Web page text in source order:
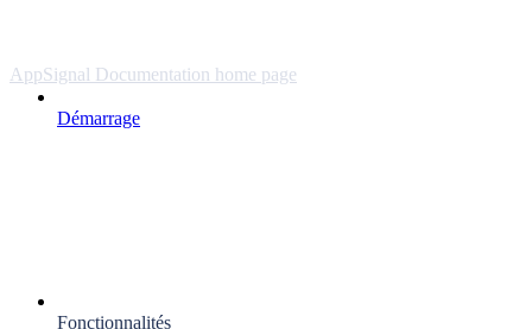
AppSignal Documentation home page
Démarrage
Fonctionnalités